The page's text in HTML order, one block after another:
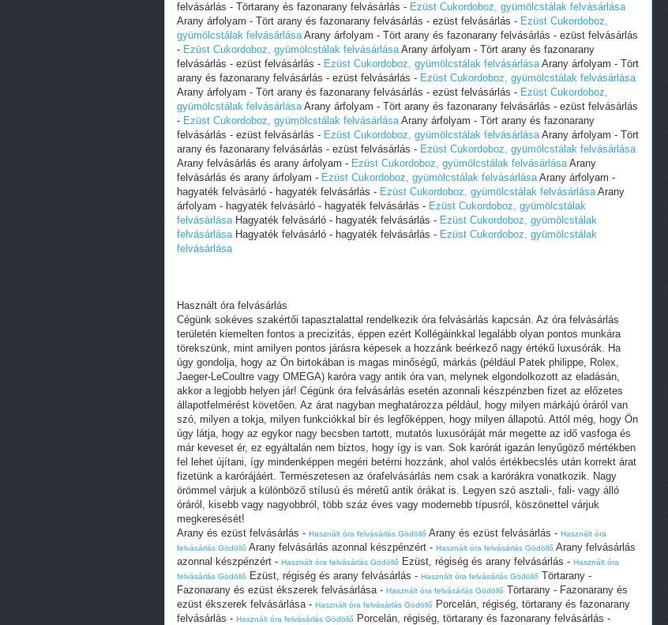
felvásárlás - Törtarany és fazonarany felvásárlás - Ezüst Cukordoboz, gyümölcstálak felvásárlása
Arany árfolyam - Tört arany és fazonarany felvásárlás - ezüst felvásárlás - Ezüst Cukordoboz,
gyümölcstálak felvásárlásaArany árfolyam - Tört arany és fazonarany felvásárlás - ezüst felvásárlás
- Ezüst Cukordoboz, gyümölcstálak felvásárlásaArany árfolyam - Tört arany és fazonarany
felvásárlás - ezüst felvásárlás - Ezüst Cukordoboz, gyümölcstálak felvásárlásaArany árfolyam - Tört
arany és fazonarany felvásárlás - ezüst felvásárlás - Ezüst Cukordoboz, gyümölcstálak felvásárlása
Arany árfolyam - Tört arany és fazonarany felvásárlás - ezüst felvásárlás - Ezüst Cukordoboz,
gyümölcstálak felvásárlásaArany árfolyam - Tört arany és fazonarany felvásárlás - ezüst felvásárlás
- Ezüst Cukordoboz, gyümölcstálak felvásárlásaArany árfolyam - Tört arany és fazonarany
felvásárlás - ezüst felvásárlás - Ezüst Cukordoboz, gyümölcstálak felvásárlásaArany árfolyam - Tört
arany és fazonarany felvásárlás - ezüst felvásárlás - Ezüst Cukordoboz, gyümölcstálak felvásárlása
Arany felvásárlás és arany árfolyam - Ezüst Cukordoboz, gyümölcstálak felvásárlásaArany
felvásárlás és arany árfolyam - Ezüst Cukordoboz, gyümölcstálak felvásárlásaArany árfolyam -
hagyaték felvásárló - hagyaték felvásárlás - Ezüst Cukordoboz, gyümölcstálak felvásárlásaArany
árfolyam - hagyaték felvásárló - hagyaték felvásárlás - Ezüst Cukordoboz, gyümölcstálak
felvásárlásaHagyaték felvásárló - hagyaték felvásárlás - Ezüst Cukordoboz, gyümölcstálak
felvásárlásaHagyaték felvásárló - hagyaték felvásárlás - Ezüst Cukordoboz, gyümölcstálak
felvásárlása
Használt óra felvásárlás
Cégünk sokéves szakértői tapasztalattal rendelkezik óra felvásárlás kapcsán. Az óra felvásárlás
területén kiemelten fontos a precizitás, éppen ezért Kollégáinkkal legalább olyan pontos munkára
törekszünk, mint amilyen pontos járásra képesek a hozzánk beérkező nagy értékű luxusórák. Ha
úgy gondolja, hogy az Ön birtokában is magas minőségű, márkás (például Patek philippe, Rolex,
Jaeger-LeCoultre vagy OMEGA) karóra vagy antik óra van, melynek elgondolkozott az eladásán,
akkor a legjobb helyen jár! Cégünk óra felvásárlás esetén azonnali készpénzben fizet az előzetes
állapotfelmérést követően. Az árat nagyban meghatározza például, hogy milyen márkájú óráról van
szó, milyen a tokja, milyen funkciókkal bír és legfőképpen, hogy milyen állapotú. Attól még, hogy Ön
úgy látja, hogy az egykor nagy becsben tartott, mutatós luxusóráját már megette az idő vasfoga és
már keveset ér, ez egyáltalán nem biztos, hogy így is van. Sok karórát igazán lenyűgöző mértékben
fel lehet újítani, így mindenképpen megéri betérni hozzánk, ahol valós értékbecslés után korrekt árat
fizetünk a karórájáért. Természetesen az órafelvásárlás nem csak a karórákra vonatkozik. Nagy
örömmel várjuk a különböző stílusú és méretű antik órákat is. Legyen szó asztali-, fali- vagy álló
óráról, kisebb vagy nagyobbról, több száz éves vagy modernebb típusról, köszönettel várjuk
megkeresését!
Arany és ezüst felvásárlás - Használt óra felvásárlás Gödöllő Arany és ezüst felvásárlás - Használt óra
felvásárlás Gödöllő Arany felvásárlás azonnal készpénzért - Használt óra felvásárlás Gödöllő Arany felvásárlás
azonnal készpénzért - Használt óra felvásárlás Gödöllő Ezüst, régiség és arany felvásárlás - Használt óra
felvásárlás Gödöllő
Ezüst, régiség és arany felvásárlás - Használt óra felvásárlás Gödöllő Törtarany -
Fazonarany és ezüst ékszerek felvásárlása - Használt óra felvásárlás Gödöllő Törtarany - Fazonarany és
ezüst ékszerek felvásárlása - Használt óra felvásárlás Gödöllő
Porcelán, régiség, törtarany és fazonarany
felvásárlás - Használt óra felvásárlás Gödöllő Porcelán, régiség, törtarany és fazonarany felvásárlás -